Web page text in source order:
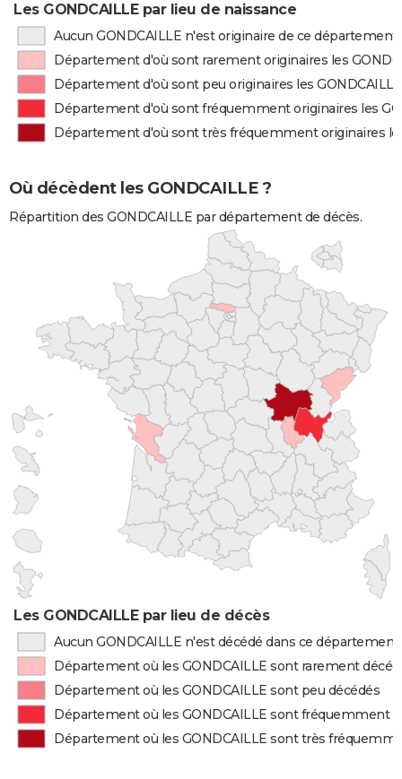
Les GONDCAILLE par lieu de naissance
Aucun GONDCAILLE n'est originaire de ce département
Département d'où sont rarement originaires les
Département d'où sont peu originaires les GONDCAILLE
Département d'où sont fréquemment originaires les
Département d'où sont très fréquemment originaires
Où décèdent les GONDCAILLE ?
Répartition des GONDCAILLE par département de décès.
Les GONDCAILLE par lieu de décès
Aucun GONDCAILLE n'est décédé dans ce département
Département où les GONDCAILLE sont rarement
Département où les GONDCAILLE sont peu décédés
Département où les GONDCAILLE sont fréquemment
Département où les GONDCAILLE sont très